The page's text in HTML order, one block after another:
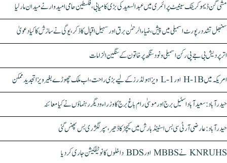
مشی گن ڈیموکریٹک سینیٹ پرائمری میں عبدالسعید کی بڑی کامیابی، فلسطین حامی امیدوار نے میدان مار لیا
سنبھل تشدد رپورٹ اسمبلی میں پیش، ضیاء الرحمٰن برق اور سہیل اقبال کا ذکر، یوگی نے سازش کا کیا دعویٰ
اتر پردیش بی جے پی رکن اسمبلی ونود سنگھ پر خاتون کے سنگین الزامات
امریکہ میں H-1B اور L-1 ویزا ہولڈرز کے لیے بڑی راحت، اب ملک چھوڑے بغیر ویزا تجدید ممکن
حیدرآباد: سعیدآباد اسٹیل برج اور موسیٰ رام باغ برج کا وزراء و دیگر رہنماؤں نے کیا معائنہ
حیدرآباد: عارضی آر ٹی سی بس اسٹینڈ بارش میں کیچڑ کا ڈھیر، سپر لگژری بس پھنس گئی
KNRUHS نے MBBS اور BDS داخلوں کا نوٹیفکیشن جاری کر دیا